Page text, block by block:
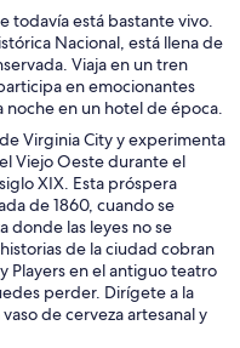
todavía está bastante vivo.
Nacional, está llena de
Viaja en un tren
en emocionantes
noche en un hotel de época.
Virginia City y experimenta
Viejo Oeste durante el
XIX. Esta próspera
de 1860, cuando se
donde las leyes no se
de la ciudad cobran
Players en el antiguo teatro
perder. Dirígete a la
de cerveza artesanal y